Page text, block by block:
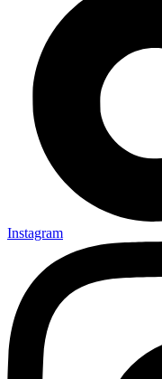
Instagram